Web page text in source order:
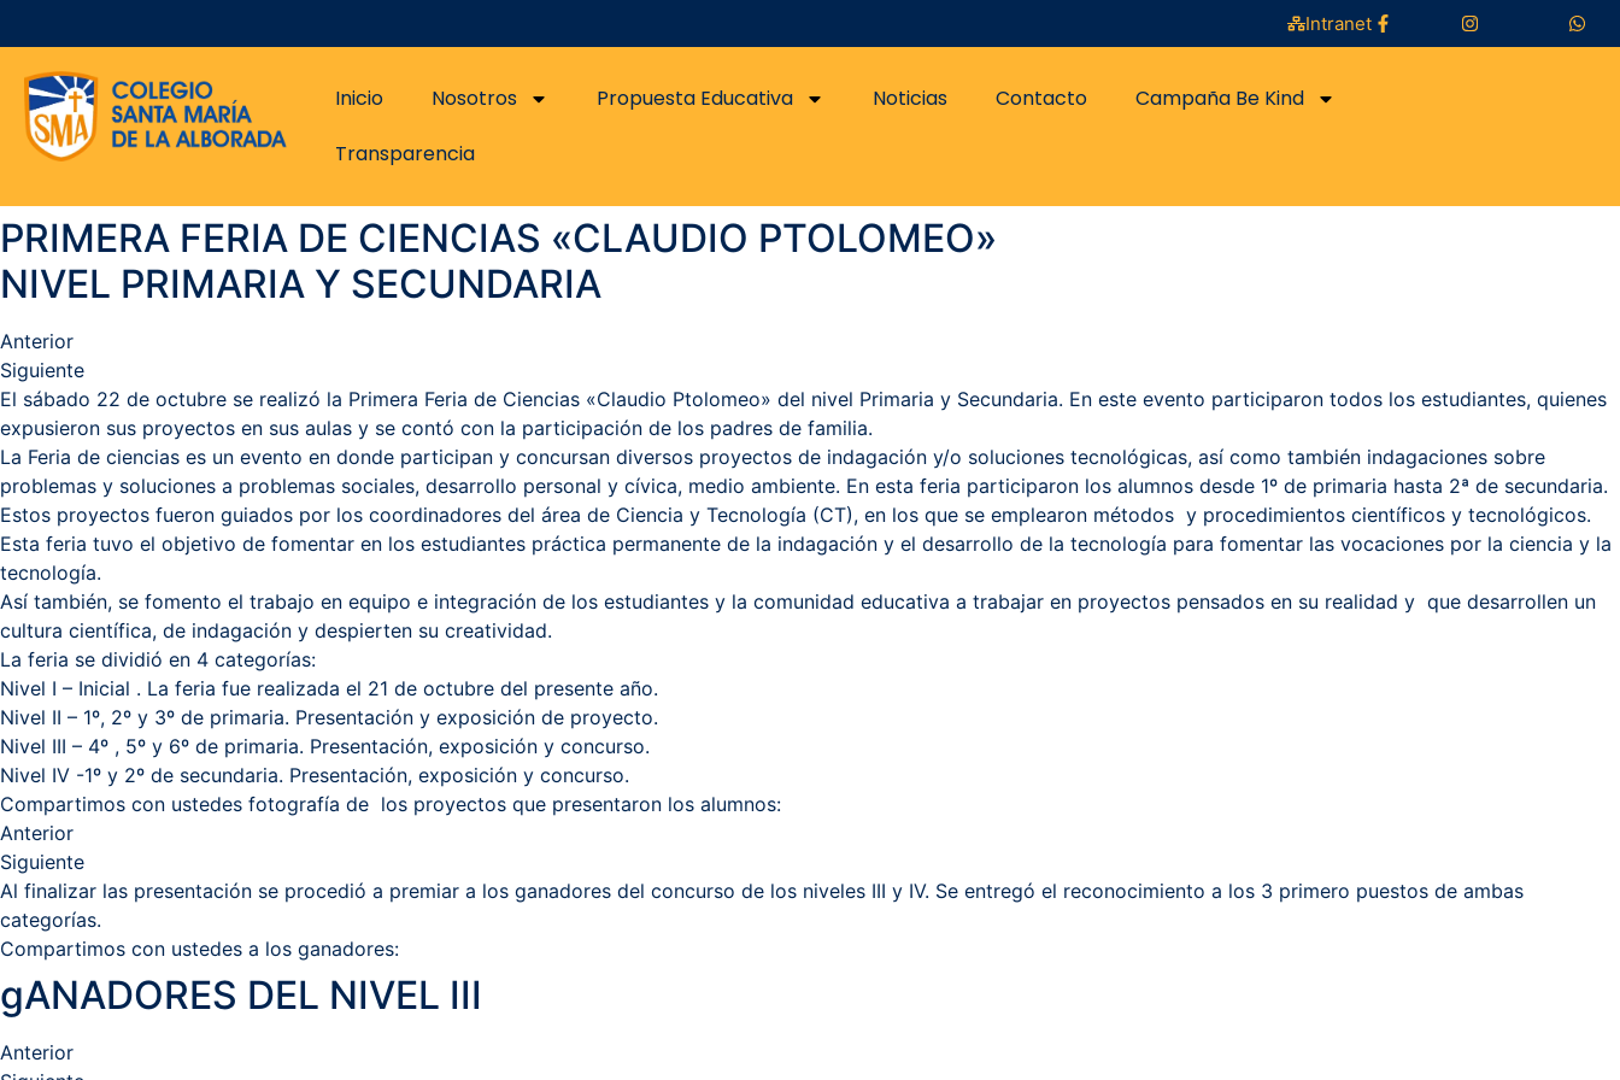
Intranet
Inicio Nosotros Propuesta Educativa Noticias Contacto
Campaña Be Kind
Transparencia
PRIMERA FERIA DE CIENCIAS «CLAUDIO PTOLOMEO»
NIVEL PRIMARIA Y SECUNDARIA
Anterior
Siguiente
El sábado 22 de octubre se realizó la Primera Feria de Ciencias «Claudio Ptolomeo» del nivel Primaria y Secundaria. En este evento participaron todos los estudiantes, quienes
expusieron sus proyectos en sus aulas y se contó con la participación de los padres de familia.
La Feria de ciencias es un evento en donde participan y concursan diversos proyectos de indagación y/o soluciones tecnológicas, así como también indagaciones sobre
problemas y soluciones a problemas sociales, desarrollo personal y cívica, medio ambiente. En esta feria participaron los alumnos desde 1º de primaria hasta 2ª de secundaria.
Estos proyectos fueron guiados por los coordinadores del área de Ciencia y Tecnología (CT), en los que se emplearon métodos y procedimientos científicos y tecnológicos.
Esta feria tuvo el objetivo de fomentar en los estudiantes práctica permanente de la indagación y el desarrollo de la tecnología para fomentar las vocaciones por la ciencia y la
tecnología.
Así también, se fomento el trabajo en equipo e integración de los estudiantes y la comunidad educativa a trabajar en proyectos pensados en su realidad y que desarrollen un
cultura científica, de indagación y despierten su creatividad.
La feria se dividió en 4 categorías:
Nivel I – Inicial . La feria fue realizada el 21 de octubre del presente año.
Nivel II – 1º, 2º y 3º de primaria. Presentación y exposición de proyecto.
Nivel III – 4º , 5º y 6º de primaria. Presentación, exposición y concurso.
Nivel IV -1º y 2º de secundaria. Presentación, exposición y concurso.
Compartimos con ustedes fotografía de los proyectos que presentaron los alumnos:
Anterior
Siguiente
Al finalizar las presentación se procedió a premiar a los ganadores del concurso de los niveles III y IV. Se entregó el reconocimiento a los 3 primero puestos de ambas
categorías.
Compartimos con ustedes a los ganadores:
gANADORES DEL NIVEL III
Anterior